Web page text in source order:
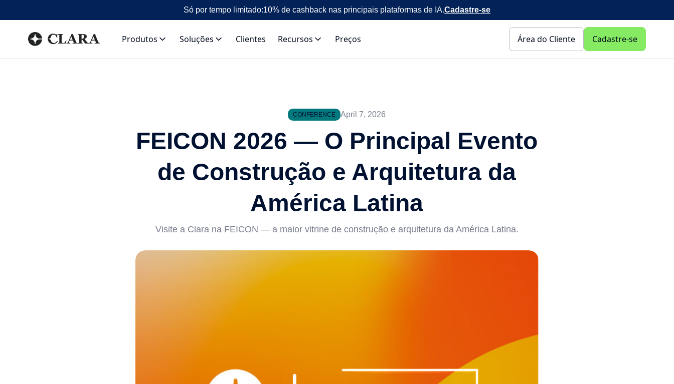
Só por tempo limitado:10% de cashback nas principais plataformas de IA.Cadastre-se
Produtos Soluções Clientes Recursos Preços Área do Cliente Cadastre-se
CONFERENCE April 7, 2026
FEICON 2026 — O Principal Evento
de Construção e Arquitetura da
América Latina
Visite a Clara na FEICON — a maior vitrine de construção e arquitetura da América Latina.